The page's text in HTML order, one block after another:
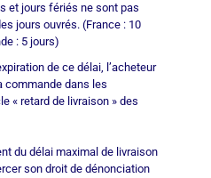
et jours fériés ne sont pas
jours ouvrés. (France : 10
: 5 jours)
de ce délai, l’acheteur
commande dans les
« retard de livraison » des
du délai maximal de livraison
son droit de dénonciation